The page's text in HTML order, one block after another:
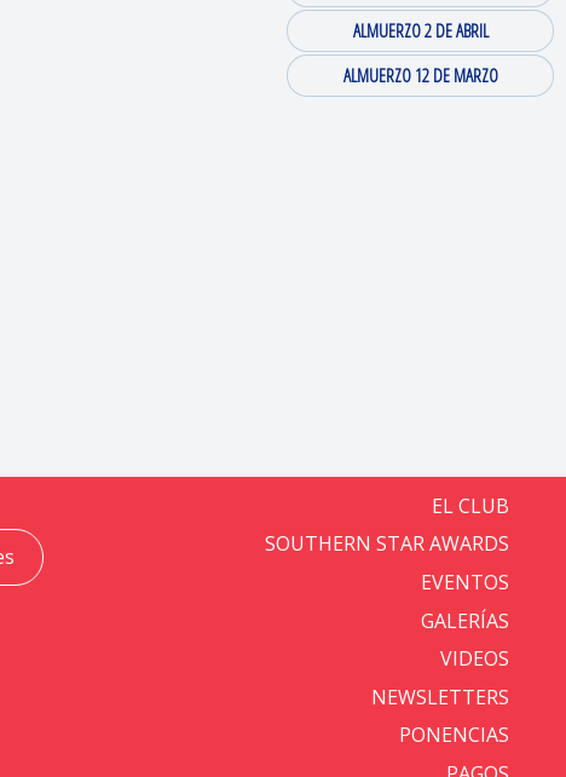
ALMUERZO 2 DE ABRIL
ALMUERZO 12 DE MARZO
EL CLUB
SOUTHERN STAR AWARDS
EVENTOS
GALERÍAS
VIDEOS
NEWSLETTERS
PONENCIAS